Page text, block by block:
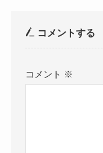
コメントする
コメント ※